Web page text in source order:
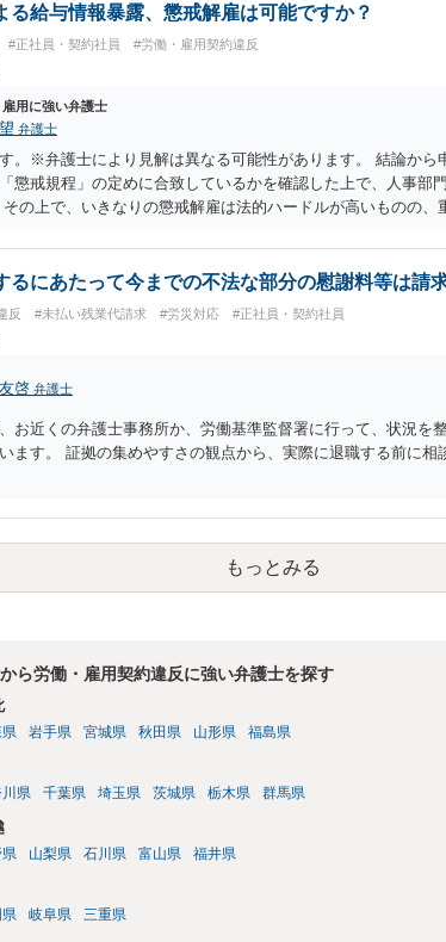
る給与情報暴露、懲戒解雇は可能ですか？
#正社員・契約社員 #労働・雇用契約違反
用に強い弁護士
弁護士
。※弁護士により見解は異なる可能性があります。 結論から
懲戒規程」の定めに合致しているかを確認した上で、人事部
その上で、いきなりの懲戒解雇は法的ハードルが高いものの、
部署への適切なフォローや周知を求めるのが有効です。 ある
手続があるのならば、それにより軽微ながら回復はできるか
は多額にならない可能性があります。）。
るにあたって今までの不法な部分の慰謝料等は請
反 #未払い残業代請求 #労災対応 #正社員・契約社員
啓 弁護士
お近くの弁護士事務所か、労働基準監督署に行って、状況を
ます。 証拠の集めやすさの観点から、実際に退職する前に相
もっとみる
ら労働・雇用契約違反に強い弁護士を探す
岩手県 宮城県 秋田県 山形県 福島県
県 千葉県 埼玉県 茨城県 栃木県 群馬県
山梨県 石川県 富山県 福井県
岐阜県 三重県